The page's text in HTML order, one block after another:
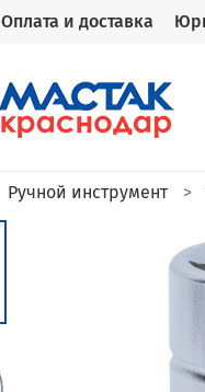
Оплата и доставка
Ручной инструмент